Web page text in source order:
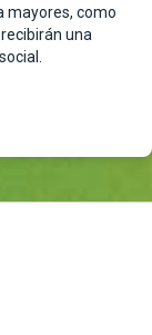
mayores, como
una